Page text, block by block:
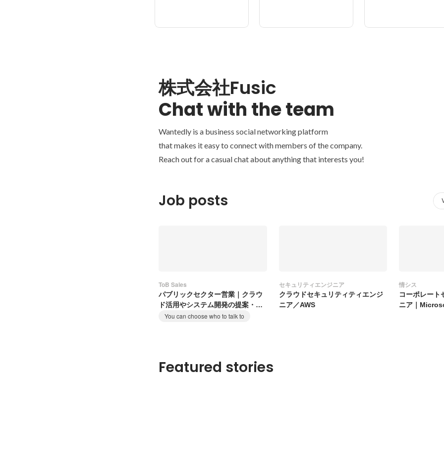
株式会社Fusic
Chat with the team
Wantedly is a business social networking platform
that makes it easy to connect with members of the company.
Reach out for a casual chat about anything that interests you!
Job posts
ToB Sales
パブリックセクター営業｜クラウ
ド活用やシステム開発の提案・営
業You can choose who to talk to
セキュリティエンジニア
クラウドセキュリティティエンジ
ニア／AWS
情シス
コーポレート
ニア｜
Featured stories